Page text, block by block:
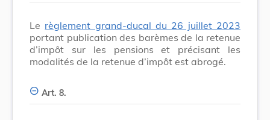
Le règlement grand-ducal du 26 juillet 2023
portant publication des barèmes de la retenue
d’impôt sur les pensions et précisant les
modalités de la retenue d’impôt est abrogé.
Art. 8.